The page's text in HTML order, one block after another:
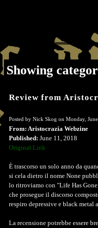
Showing
Review from
Posted by Nick Skog on Monday,
From: Aristocrazia Webzine
Published: June 11, 2018
Original Link
È trascorso un solo anno da
si cela dietro il nome None
lo ritroviamo con "Life Has
che prosegue il discorso
respiro depressive e black metal
La recensione potrebbe essere